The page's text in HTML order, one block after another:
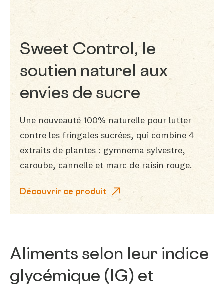
Sweet Control, le
soutien naturel aux
envies de sucre
Une nouveauté 100% naturelle pour lutter
contre les fringales sucrées, qui combine 4
extraits de plantes : gymnema sylvestre,
caroube, cannelle et marc de raisin rouge.
Découvrir ce produit
Aliments selon leur indice
glycémique (IG) et